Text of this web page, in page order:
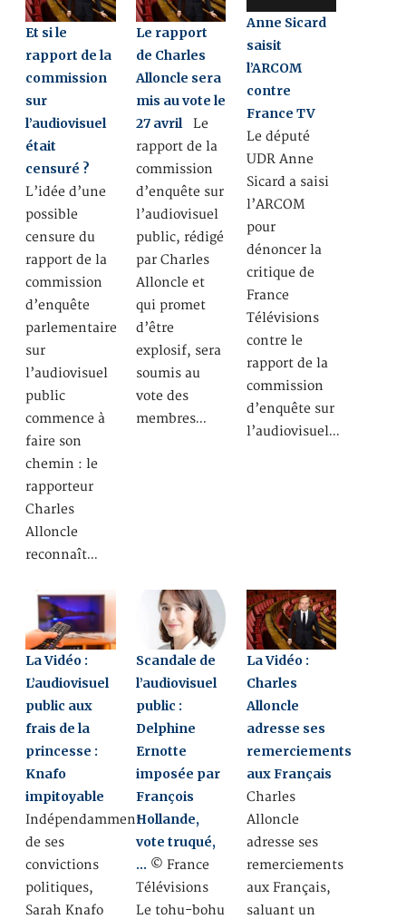
Et si le
rapport de la
commission
sur
l’audiovisuel
était
censuré ?
L’idée d’une
possible
censure du
rapport de la
commission
d’enquête
parlementaire
sur
l’audiovisuel
public
commence à
faire son
chemin : le
rapporteur
Charles
Alloncle
reconnaît…
Le rapport
de Charles
Alloncle sera
mis au vote le
27 avrilLe
rapport de la
commission
d’enquête sur
l’audiovisuel
public, rédigé
par Charles
Alloncle et
qui promet
d’être
explosif, sera
soumis au
vote des
membres…
Anne Sicard
saisit
l’ARCOM
contre
France TV
Le député
UDR Anne
Sicard a saisi
l’ARCOM
pour
dénoncer la
critique de
France
Télévisions
contre le
rapport de la
commission
d’enquête sur
l’audiovisuel…
La Vidéo :
L’audiovisuel
public aux
frais de la
princesse :
Knafo
impitoyable
Indépendamment
de ses
convictions
politiques,
Sarah Knafo
Scandale de
l’audiovisuel
public :
Delphine
Ernotte
imposée par
François
Hollande,
vote truqué,
… © France
Télévisions
Le tohu-bohu
La Vidéo :
Charles
Alloncle
adresse ses
remerciements
aux Français
Charles
Alloncle
adresse ses
remerciements
aux Français,
saluant un